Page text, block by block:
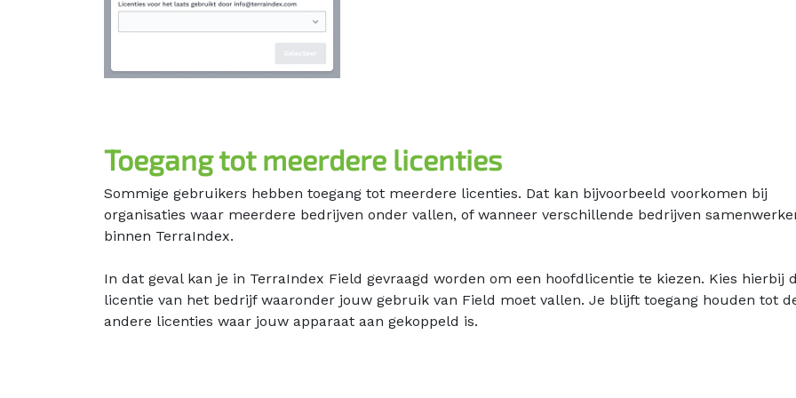
Toegang tot meerdere licenties
Sommige gebruikers hebben toegang tot meerdere licenties. Dat kan bijvoorbeeld voorkomen bij
organisaties waar meerdere bedrijven onder vallen, of wanneer verschillende bedrijven
binnen TerraIndex.
In dat geval kan je in TerraIndex Field gevraagd worden om een hoofdlicentie te kiezen. Kies hierbij
licentie van het bedrijf waaronder jouw gebruik van Field moet vallen. Je blijft toegang houden tot
andere licenties waar jouw apparaat aan gekoppeld is.